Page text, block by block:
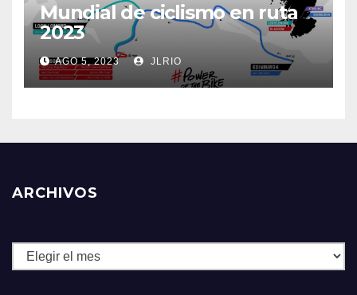
Mundial de ciclismo en ruta
2023
AGO 5, 2023 JLRIO
ARCHIVOS
Archivos